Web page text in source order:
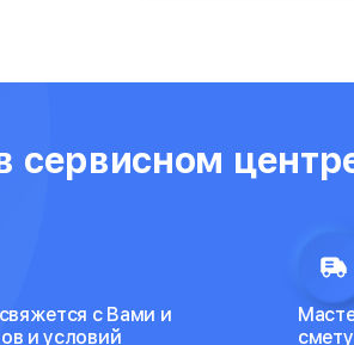
сервисном
с Вами и
и условий